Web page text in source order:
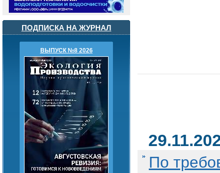
ПОДПИСКА НА ЖУРНАЛ
ВЫПУСК №8 2026
По